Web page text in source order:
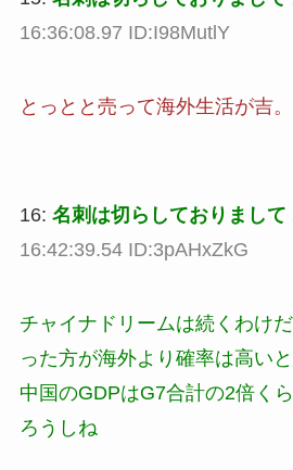
16:36:08.97 ID:I98MutlY
とっとと売って海外生活が吉。
16: 名刺は切らしておりまして
16:42:39.54 ID:3pAHxZkG
チャイナドリームは続くわけ
った方が海外より確率は高い
中国のGDPはG7合計の2倍く
ろうしね